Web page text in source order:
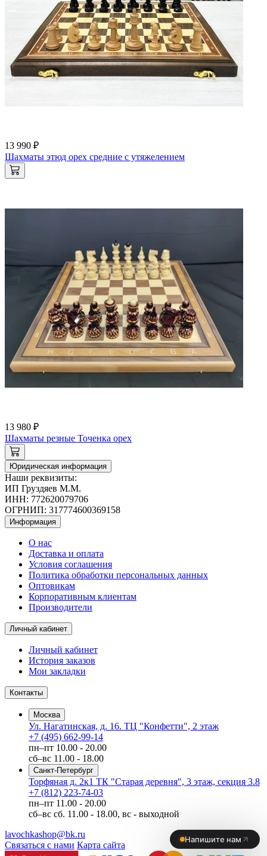
13 990 ₽
Шахматы этюд орех средние с утяжелением
13 980 ₽
Шахматы резные Точенка орех
Юридическая информация
Наши реквизиты:
ИП Груздяев М.М.
ИНН: 772620079706
ОГРНИП: 317774600369158
Информация
О нас
Доставка и оплата
Условия соглашения
Политика обработки персональных данных
Оптовикам
Корпоративным клиентам
Производители
Личный кабинет
Личный кабинет
История заказов
Мои закладки
Контакты
Москва
Ул. Нагатинская, д. 16. ТЦ "Конфетти", 2 этаж
+7 (495) 662-99-14
пн–пт 10.00 - 20.00
сб–вс 11.00 - 18.00
Санкт-Петербург
Торфяная д. 2к1 ТК "Старая деревня", 3 этаж, секция 3.8
+7 (812) 223-74-03
пн–пт 11.00 - 20.00
сб–вс сб. 11.00 - 18.00, вс - выходной
lavochkashop@bk.ru
Связаться с нами Карта сайта